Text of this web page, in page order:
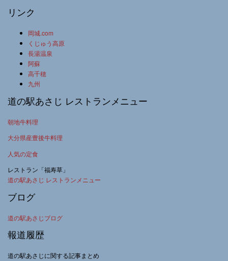
リンク
岡城.com
くじゅう高原
長湯温泉
阿蘇
高千穂
九州
道の駅あさじ レストランメニュー
朝地牛料理
大分県産豊後牛料理
人気の定食
レストラン「福寿草」
道の駅あさじ レストランメニュー
ブログ
道の駅あさじブログ
報道履歴
道の駅あさじに関する記事まとめ